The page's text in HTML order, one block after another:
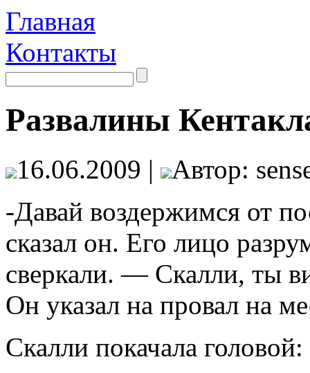
Главная
Контакты
Развалины
16.06.2009 |
Автор:
-Давай воздержимся от
сказал он. Его лицо
сверкали. — Скалли, ты
Он указал на провал на
Скалли покачала головой: